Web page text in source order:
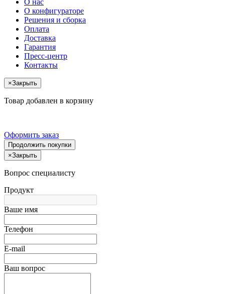
О конфигураторе
Решения и сборка
Оплата
Доставка
Гарантия
Пресс-центр
Контакты
×Закрыть
Товар добавлен в корзину
Оформить заказ
Продолжить покупки
×Закрыть
Вопрос специалисту
Продукт
Ваше имя
Телефон
E-mail
Ваш вопрос